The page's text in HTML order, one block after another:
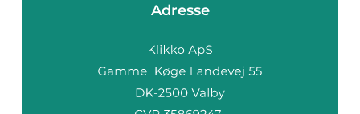
Adresse